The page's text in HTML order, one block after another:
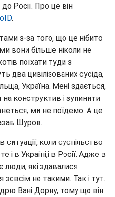
Росії. Про це він
.
з-за того, що це нібито
вони більше ніколи не
поїхати туди з
два цивілізованих сусіда,
Україна. Мені здається,
на конструктив і зупинити
ми не поїдемо. А це
Шуров.
коли суспільство
і в Україні,і в Росії. Адже в
люди, які здавалися
не такими. Так і тут.
Вані Дорну, тому що він